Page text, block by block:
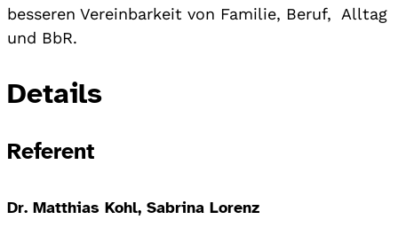
besseren Vereinbarkeit von Familie, Beruf, Alltag
und BbR.
Details
Referent
Dr. Matthias Kohl, Sabrina Lorenz